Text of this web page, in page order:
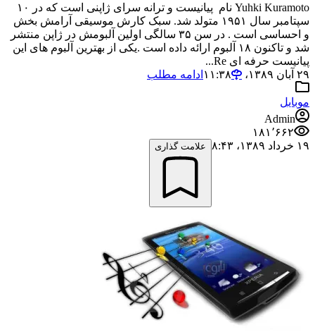
Yuhki Kuramoto نام پیانیست و ترانه سرای ژاپنی است که در ۱۰
سپتامبر سال ۱۹۵۱ متولد شد. سبک کارش موسیقی آرامش بخش
و احساسی است . در سن ۳۵ سالگی اولین آلبومش در ژاپن منتشر
شد و تاکنون ۱۸ آلبوم ارائه داده است .یکی از بهترین آلبوم های این
پیانیست حرفه ای Re...
۲۹ آبان ۱۳۸۹،‏ ۱۱:۳۸
ادامه مطلب
موبایل
Admin
۱۸۱٬۶۶۲
۱۹ خرداد ۱۳۸۹،‏ ۸:۴۳
علامت گذاری